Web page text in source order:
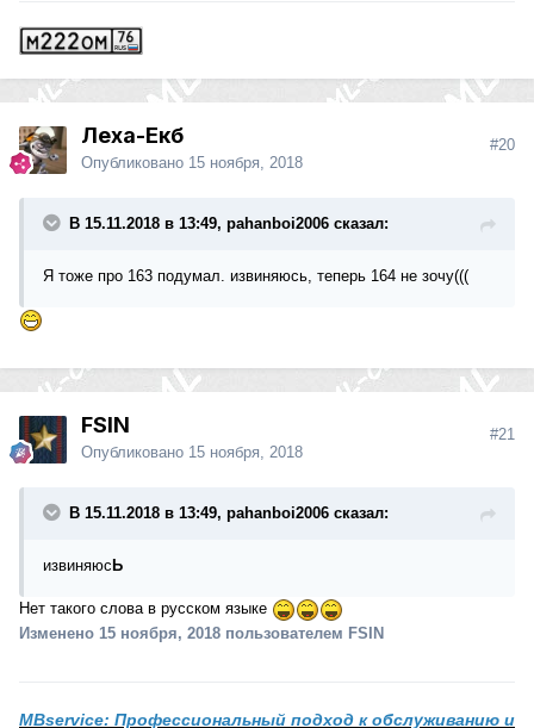
Леха-Екб
Опубликовано 15 ноября, 2018
#20
В 15.11.2018 в 13:49, pahanboi2006 сказал:
Я тоже про 163 подумал. извиняюсь, теперь 164 не зочу(((
FSIN
Опубликовано 15 ноября, 2018
#21
В 15.11.2018 в 13:49, pahanboi2006 сказал:
извиняюс Ь
Нет такого слова в русском языке
Изменено 15 ноября, 2018 пользователем FSIN
MBservice: Профессиональный подход к обслуживанию и